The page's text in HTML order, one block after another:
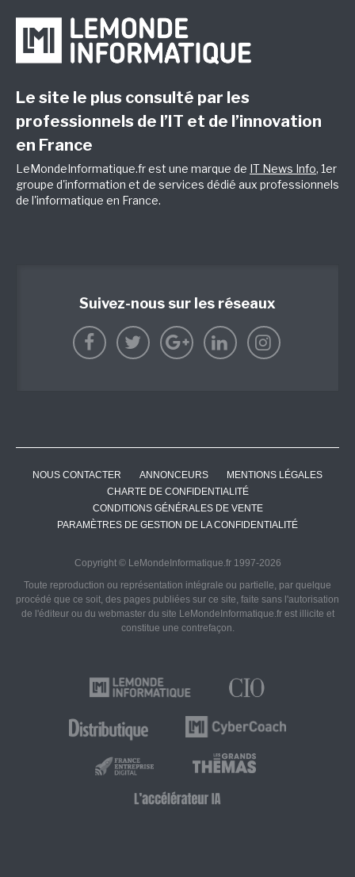
Le site le plus consulté par les
professionnels de l’IT et de l’innovation
en France
LeMondeInformatique.fr est une marque de IT News Info, 1er
groupe d'information et de services dédié aux professionnels
de l'informatique en France.
Suivez-nous sur les réseaux
NOUS CONTACTER ANNONCEURS
MENTIONS LÉGALES
CHARTE DE CONFIDENTIALITÉ
CONDITIONS GÉNÉRALES DE VENTE
PARAMÈTRES DE GESTION DE LA CONFIDENTIALITÉ
Copyright © LeMondeInformatique.fr 1997-2026
Toute reproduction ou représentation intégrale ou partielle, par quelque
procédé que ce soit, des pages publiées sur ce site, faite sans l'autorisation
de l'éditeur ou du webmaster du site LeMondeInformatique.fr est illicite et
constitue une contrefaçon.